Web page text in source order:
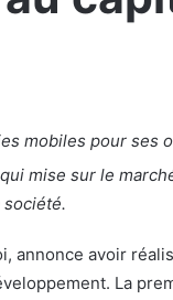
mobiles pour ses
mise sur le
annonce avoir
La